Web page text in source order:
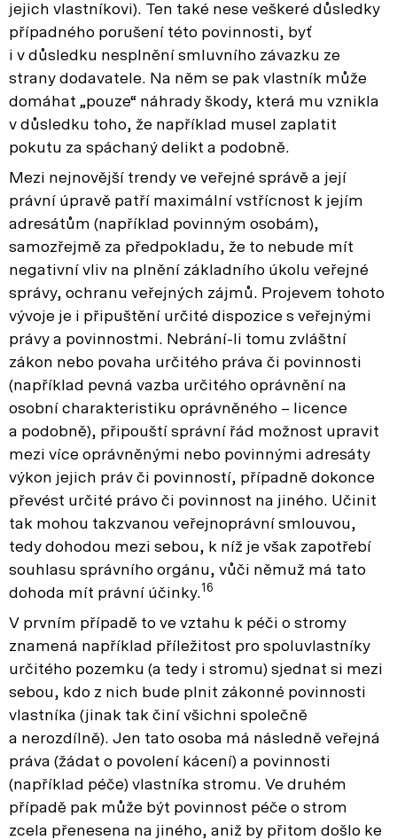
jejich vlastníkovi). Ten také nese veškeré důsledky
případného porušení této povinnosti, byť
i v důsledku nesplnění smluvního závazku ze
strany dodavatele. Na něm se pak vlastník může
domáhat „pouze“ náhrady škody, která mu vznikla
v důsledku toho, že například musel zaplatit
pokutu za spáchaný delikt a podobně.
Mezi nejnovější trendy ve veřejné správě a její
právní úpravě patří maximální vstřícnost k jejím
adresátům (například povinným osobám),
samozřejmě za předpokladu, že to nebude mít
negativní vliv na plnění základního úkolu veřejné
správy, ochranu veřejných zájmů. Projevem tohoto
vývoje je i připuštění určité dispozice s veřejnými
právy a povinnostmi. Nebrání-li tomu zvláštní
zákon nebo povaha určitého práva či povinnosti
(například pevná vazba určitého oprávnění na
osobní charakteristiku oprávněného – licence
a podobně), připouští správní řád možnost upravit
mezi více oprávněnými nebo povinnými adresáty
výkon jejich práv či povinností, případně dokonce
převést určité právo či povinnost na jiného. Učinit
tak mohou takzvanou veřejnoprávní smlouvou,
tedy dohodou mezi sebou, k níž je však zapotřebí
souhlasu správního orgánu, vůči němuž má tato
dohoda mít právní účinky.16
V prvním případě to ve vztahu k péči o stromy
znamená například příležitost pro spoluvlastníky
určitého pozemku (a tedy i stromu) sjednat si mezi
sebou, kdo z nich bude plnit zákonné povinnosti
vlastníka (jinak tak činí všichni společně
a nerozdílně). Jen tato osoba má následně veřejná
práva (žádat o povolení kácení) a povinnosti
(například péče) vlastníka stromu. Ve druhém
případě pak může být povinnost péče o strom
zcela přenesena na jiného, aniž by přitom došlo ke